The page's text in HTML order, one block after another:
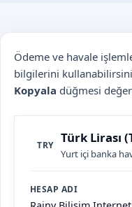
Ödeme ve havale
bilgilerini
Kopyala düğmesi
TRY Türk Lirası
Yurt içi banka
HESAP ADI